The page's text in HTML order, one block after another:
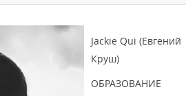
Jackie Qui (Евгений
Круш)
ОБРАЗОВАНИЕ